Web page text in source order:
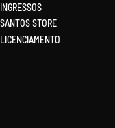
INGRESSOS
SANTOS STORE
LICENCIAMENTO